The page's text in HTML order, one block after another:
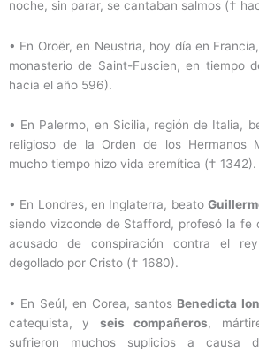
noche, sin parar, se cantaban salmos (†
• En Oroër, en Neustria, hoy día en
monasterio de Saint-Fuscien, en tiempo
hacia el año 596).
• En Palermo, en Sicilia, región de Italia,
religioso de la Orden de los Hermanos
mucho tiempo hizo vida eremítica († 1342).
• En Londres, en Inglaterra, beato
siendo vizconde de Stafford, profesó la fe
acusado de conspiración contra el
degollado por Cristo († 1680).
• En Seúl, en Corea, santos Benedicta
catequista, y seis compañeros,
sufrieron muchos suplicios a causa